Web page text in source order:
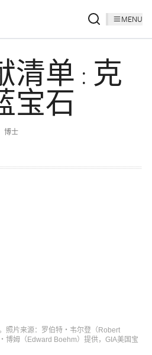
MENU
清单 : 克
宝石
博士
照片来源：罗伯特‧韦尔登（Robert
姆（Edward Boehm）提供，GIA美国宝